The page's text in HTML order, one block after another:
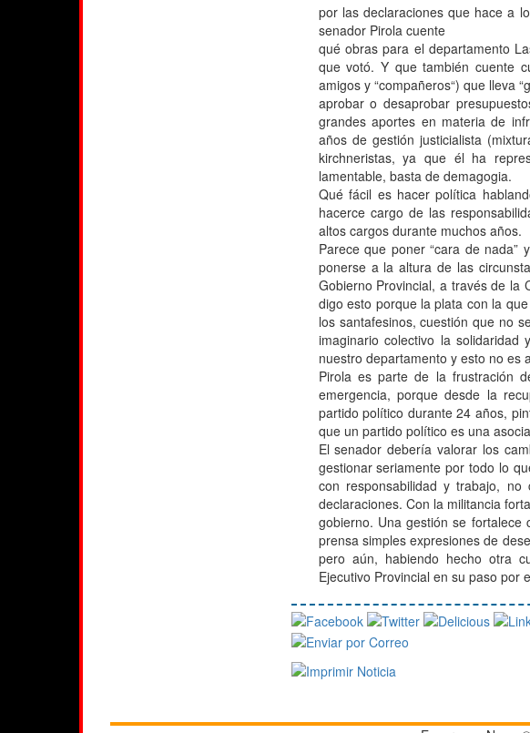
por las declaraciones que hace a
senador Pirola cuente
qué obras para el departamento
que votó. Y que también cuente
amigos y “compañeros“) que lleva
aprobar o desaprobar
grandes aportes en materia de
años de gestión justicialista
kirchneristas, ya que él ha
lamentable, basta de demagogia.
Qué fácil es hacer política
hacerce cargo de las
altos cargos durante muchos años.
Parece que poner “cara de
ponerse a la altura de las
Gobierno Provincial, a través de la
digo esto porque la plata con la
los santafesinos, cuestión que no
imaginario colectivo la solidaridad
nuestro departamento y esto no es
Pirola es parte de la frustración
emergencia, porque desde la
partido político durante 24 años,
que un partido político es una
El senador debería valorar los
gestionar seriamente por todo lo
con responsabilidad y trabajo,
declaraciones. Con la militancia
gobierno. Una gestión se
prensa simples expresiones de
pero aún, habiendo hecho otra
Ejecutivo Provincial en su paso por